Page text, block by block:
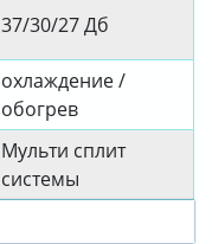
37/30/27 Дб
охлаждение /
обогрев
Мульти сплит
системы